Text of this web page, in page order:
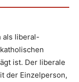
als liberal-
ist. Der liberale
der Einzelperson,